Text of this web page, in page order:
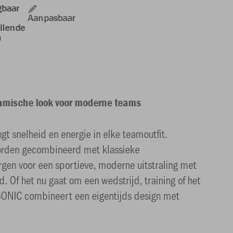
Aanpasbaar
look voor moderne teams
snelheid en energie in elke teamoutfit.
gecombineerd met klassieke
voor een sportieve, moderne uitstraling met
Of het nu gaat om een wedstrijd, training of het
combineert een eigentijds design met